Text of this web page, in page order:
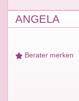
ANGELA
Berater merken